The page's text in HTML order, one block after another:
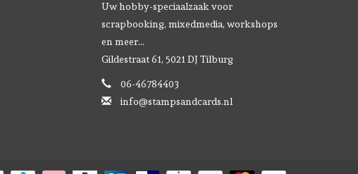
Uw hobby-speciaalzaak voor
scrapbooking, mixedmedia, workshops
en meer...
Gildestraat 61, 5021 DJ Tilburg
06-46784403
info@stampsandcards.nl